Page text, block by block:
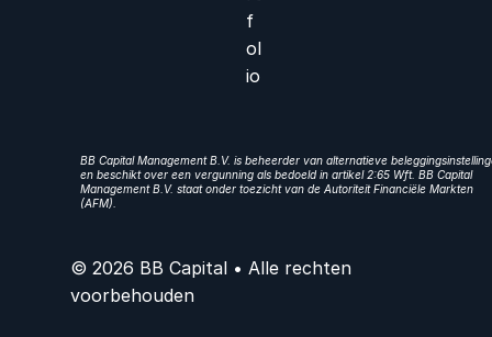
f
ol
io
BB Capital Management B.V. is beheerder van alternatieve
en beschikt over een vergunning als bedoeld in artikel 2:65 Wft. BB Capital
Management B.V. staat onder toezicht van de Autoriteit Financiële Markten
(AFM).
© 2026 BB Capital • Alle rechten
voorbehouden